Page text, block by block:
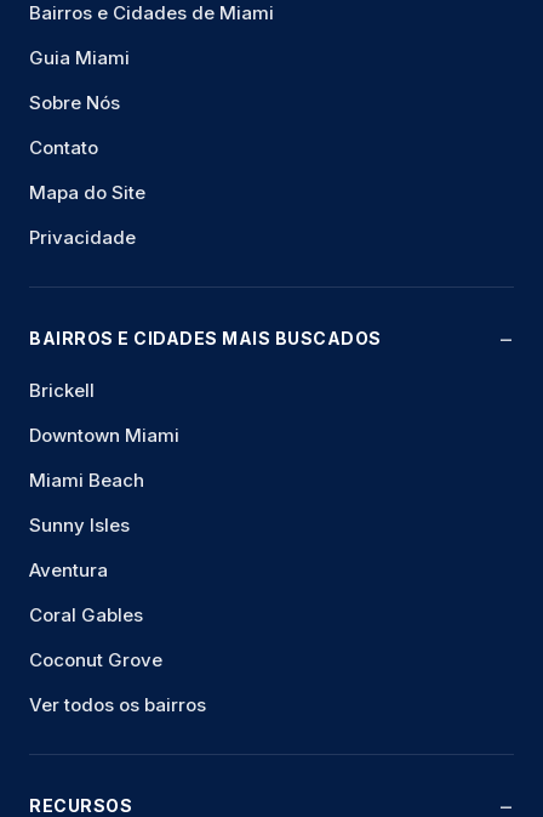
Bairros e Cidades de Miami
Guia Miami
Sobre Nós
Contato
Mapa do Site
Privacidade
BAIRROS E CIDADES MAIS BUSCADOS
Brickell
Downtown Miami
Miami Beach
Sunny Isles
Aventura
Coral Gables
Coconut Grove
Ver todos os bairros
RECURSOS